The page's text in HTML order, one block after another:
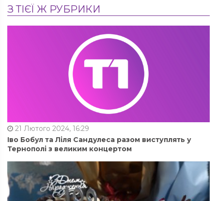
З ТІЄЇ Ж РУБРИКИ
21 Лютого 2024, 16:29
Іво Бобул та Ліля Сандулеса разом виступлять у
Тернополі з великим концертом